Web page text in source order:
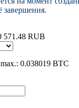
завершения.
571.48 RUB
max.: 0.038019 BTC